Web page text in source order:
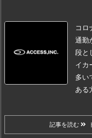
コロ
通勤
段と
イカ
多い
ある
記事を読む